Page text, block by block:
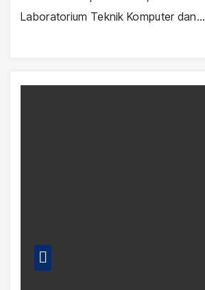
Laboratorium Teknik Komputer dan…